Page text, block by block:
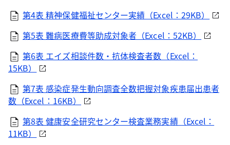
第4表 精神保健福祉センター実績（Excel：29KB）
第5表 難病医療費等助成対象者（Excel：52KB）
第6表 エイズ相談件数・抗体検査者数（Excel：
15KB）
第7表 感染症発生動向調査全数把握対象疾患届出患者
数（Excel：16KB）
第8表 健康安全研究センター検査業務実績（Excel：
11KB）